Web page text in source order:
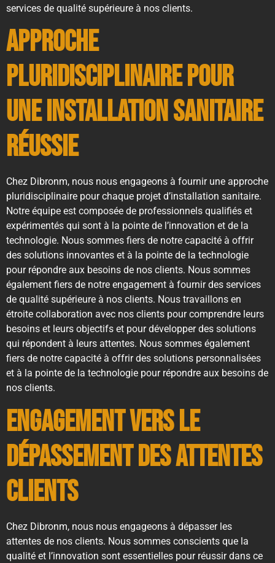
services de qualité supérieure à nos clients.
Approche
pluridisciplinaire pour
une installation sanitaire
réussie
Chez Dibronm, nous nous engageons à fournir une approche
pluridisciplinaire pour chaque projet d’installation sanitaire.
Notre équipe est composée de professionnels qualifiés et
expérimentés qui sont à la pointe de l’innovation et de la
technologie. Nous sommes fiers de notre capacité à offrir
des solutions innovantes et à la pointe de la technologie
pour répondre aux besoins de nos clients. Nous sommes
également fiers de notre engagement à fournir des services
de qualité supérieure à nos clients. Nous travaillons en
étroite collaboration avec nos clients pour comprendre leurs
besoins et leurs objectifs et pour développer des solutions
qui répondent à leurs attentes. Nous sommes également
fiers de notre capacité à offrir des solutions personnalisées
et à la pointe de la technologie pour répondre aux besoins de
nos clients.
Engagement vers le
dépassement des attentes
clients
Chez Dibronm, nous nous engageons à dépasser les
attentes de nos clients. Nous sommes conscients que la
qualité et l’innovation sont essentielles pour réussir dans ce